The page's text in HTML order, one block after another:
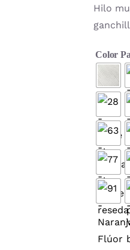
Hilo
Color